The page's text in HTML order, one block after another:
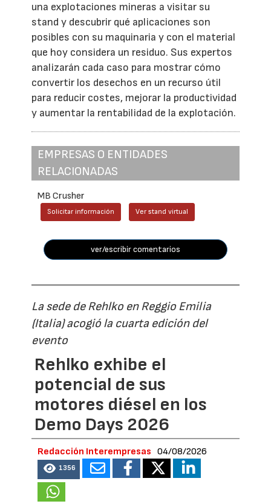
una explotaciones mineras a visitar su
stand y descubrir qué aplicaciones son
posibles con su maquinaria y con el material
que hoy considera un residuo. Sus expertos
analizarán cada caso para mostrar cómo
convertir los desechos en un recurso útil
para reducir costes, mejorar la productividad
y aumentar la rentabilidad de la explotación.
EMPRESAS O ENTIDADES
RELACIONADAS
MB Crusher
Solicitar información Ver stand virtual
ver/escribir comentarios
La sede de Rehlko en Reggio Emilia
(Italia) acogió la cuarta edición del
evento
Rehlko exhibe el
potencial de sus
motores diésel en los
Demo Days 2026
Redacción Interempresas 04/08/2026
1356